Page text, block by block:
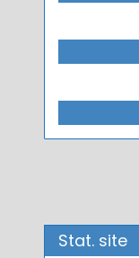
Stat. site